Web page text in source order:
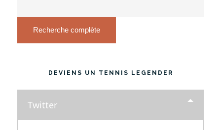
Recherche complète
DEVIENS UN TENNIS LEGENDER
Twitter